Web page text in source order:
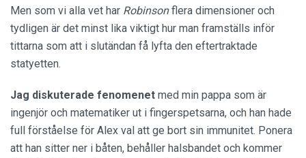
Men som vi alla vet har Robinsonflera dimensioner och
tydligen är det minst lika viktigt hur man framställs inför
tittarna som att i slutändan få lyfta den eftertraktade
statyetten.
Jag diskuterade fenomenet med min pappa som är
ingenjör och matematiker ut i fingerspetsarna, och han hade
full förståelse för Alex val att ge bort sin immunitet. Ponera
att han sitter ner i båten, behåller halsbandet och kommer